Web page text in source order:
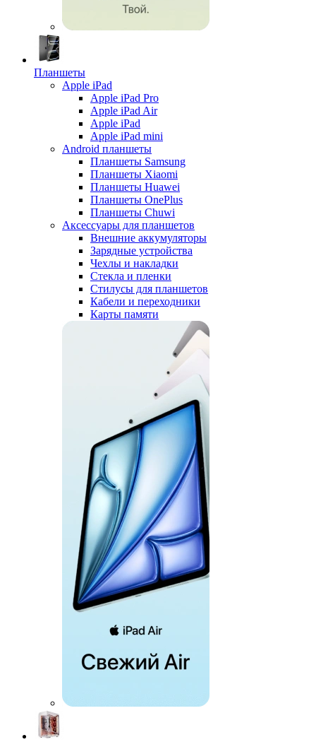
Планшеты
Apple iPad
Apple iPad Pro
Apple iPad Air
Apple iPad
Apple iPad mini
Android планшеты
Планшеты Samsung
Планшеты Xiaomi
Планшеты Huawei
Планшеты OnePlus
Планшеты Chuwi
Аксессуары для планшетов
Внешние аккумуляторы
Зарядные устройства
Чехлы и накладки
Стекла и пленки
Стилусы для планшетов
Кабели и переходники
Карты памяти